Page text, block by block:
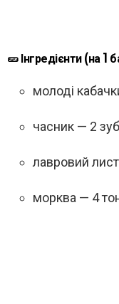
🥒 Інгредієнти (на 1
молоді
часник — 2
лавровий
морква — 4